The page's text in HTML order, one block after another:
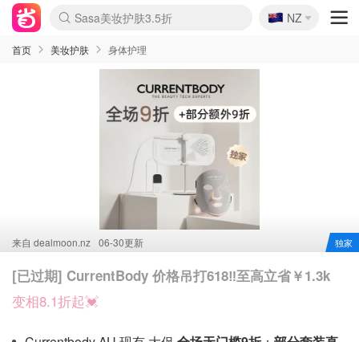
lululemon折扣上新
Sasa美妆护肤3.5折
SSENSE年中2.5折
FreshBeauty好价汇总
Cettire降价+叠9折
WWS Coles超市实拍
viagogo二手票捡漏
Myer超级周末
The Outnet奢牌1折起
David Jones 3折起
Flannels大牌1折
Perfumes Club护肤1折
AMIRO面罩$251
Amazon折扣汇总
eToro入金$200送$50
Amazon数码好物
ICONIC本周7.5折
ThedoubleF高奢地板价
Moose Knuckles 6折
丝芙兰5折起
EUFY摄像头$98
Selenichast首饰2折
Trip机票酒店促销
YSL送5件彩妆礼
Amazon家居好物
Amazon美妆护肤
雅漾大喷$8
过敏原检测盒$33
伊索独家赠50ml沐浴露
科颜氏高保湿面霜$29
SEALIFE海洋馆门票6折
丝塔芙大白罐$16
订阅Newsletter送香薰
Cult Beauty 6.8折
Harrods圣诞日历$525
LN-CC奢牌私促3折
d'Alba空姐喷雾$16
EVE LOM套装£56
Bernardelli独家4折
Adore Beauty 6折起
CT圣诞日历
Mytheresa奢品2.7折
Luxury Escapes 9折
Currentbody美容仪$881
MOON Garden Live
Roborock扫地机$649
Tingo Life水杯$24
Valentino官网5折
CR洗护套装$23
修丽可4件套$159
Myer彩妆2件7折
GANNI官网4.5折
Stylevana韩妆4折
Tessabit高奢8.5折
OGX洗发水$11
Amazon阿德莱德次日达
卡诗8.5折+赠礼
Philips Hue灯具8折
🇳🇿
NZ
首页 美妆护肤 身体护理
来自 dealmoon.nz 06-30更新 独家
[已过期] CurrentBody 价格吊打618‼️至高立省￥1.3k
变相8.1折起💓